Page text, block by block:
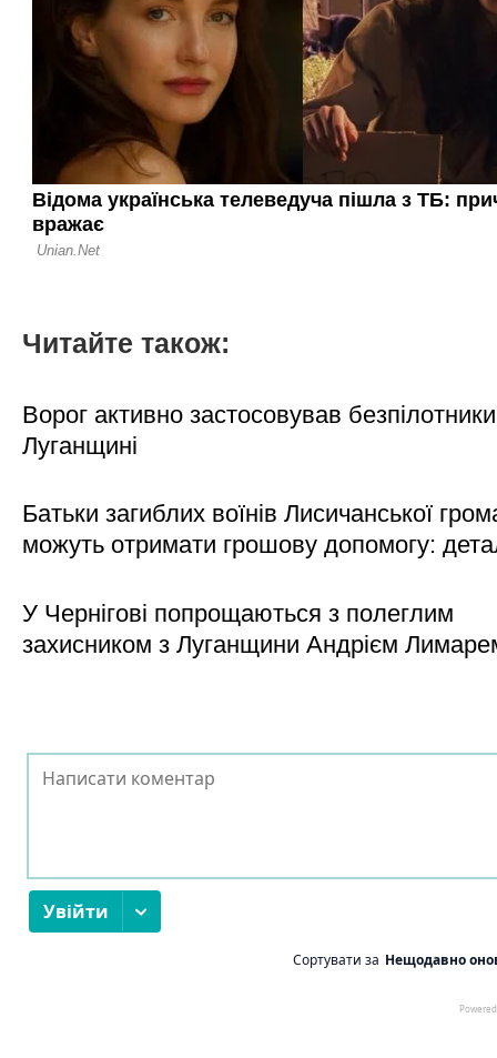
Читайте також:
Ворог активно застосовував
Луганщині
Батьки загиблих воїнів Лисичанської
можуть отримати грошову допомогу:
У Чернігові попрощаються з полеглим
захисником з Луганщини Андрієм